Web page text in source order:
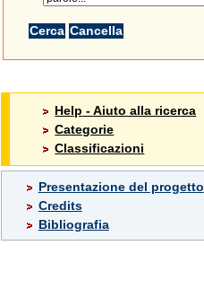
Help - Aiuto alla ricerca
Categorie
Classificazioni
Presentazione del progetto
Credits
Bibliografia